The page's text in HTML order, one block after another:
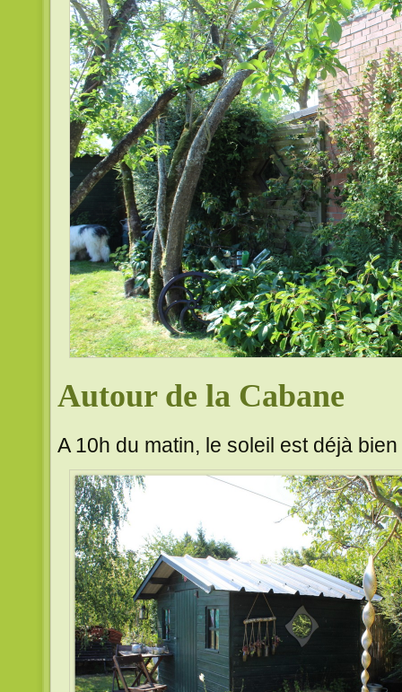
Autour de la Cabane
A 10h du matin, le soleil est déjà